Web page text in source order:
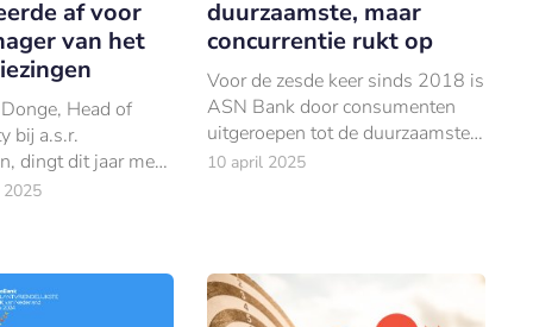
af voor
van het
Head of
bij a.s.r.
dingt dit jaar mee
‘MVO Manager
duurzaamste, maar
concurrentie rukt op
Voor de zesde keer sinds 2018 is
ASN Bank door consumenten
uitgeroepen tot de duurzaamste
bank van Nederland.
10 april 2025